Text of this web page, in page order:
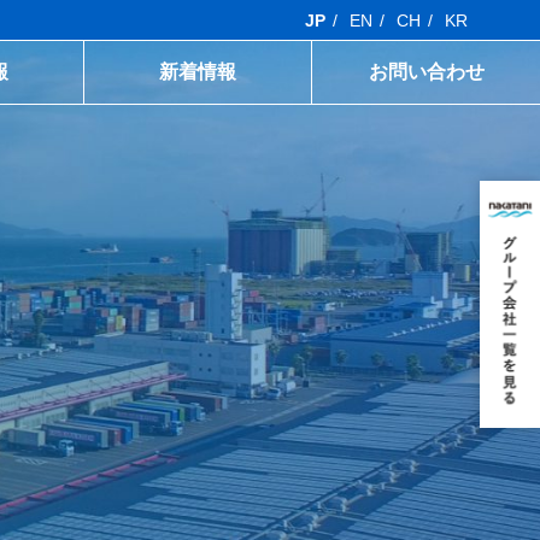
JP EN CH KR
新着情報 お問い合わせ